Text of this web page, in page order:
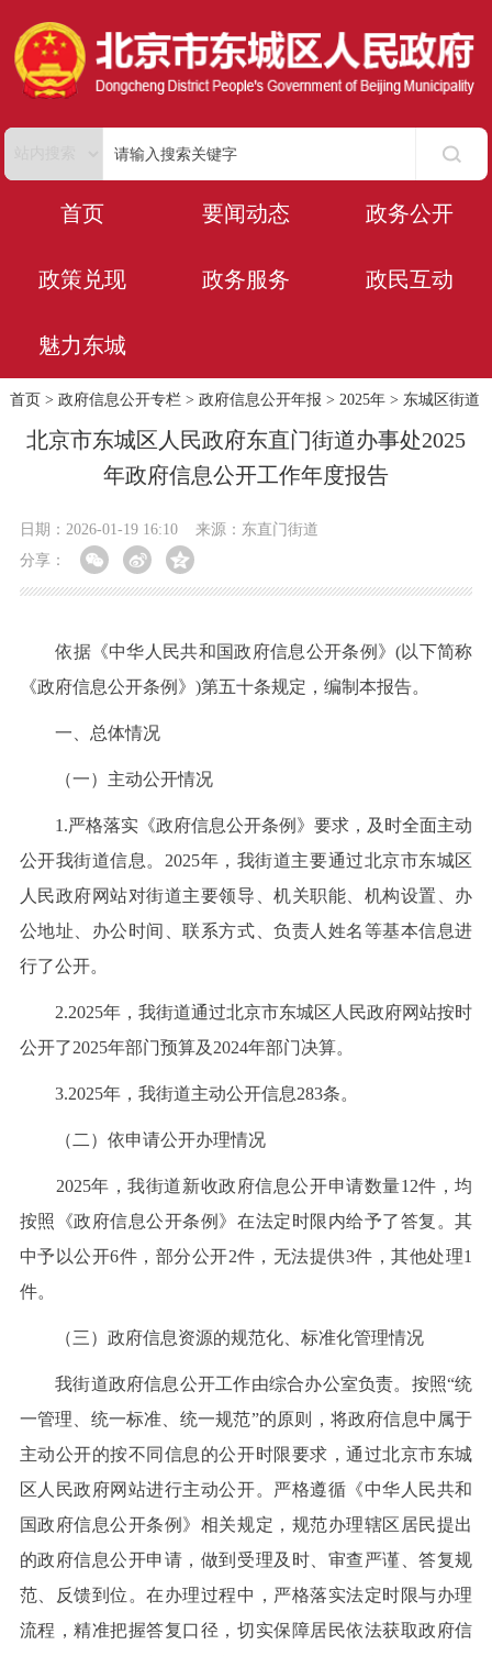
首页 要闻动态 政务公开
政策兑现 政务服务 政民互动
魅力东城
首页 > 政府信息公开专栏> 政府信息公开年报 > 2025年> 东城区街道
北京市东城区人民政府东直门街道办事处2025
年政府信息公开工作年度报告
日期：2026-01-19 16:10
来源：东直门街道
分享：
依据《中华人民共和国政府信息公开条例》(以下简称
《政府信息公开条例》)第五十条规定，编制本报告。
一、总体情况
（一）主动公开情况
1.严格落实《政府信息公开条例》要求，及时全面主动
公开我街道信息。2025年，我街道主要通过北京市东城区
人民政府网站对街道主要领导、机关职能、机构设置、办
公地址、办公时间、联系方式、负责人姓名等基本信息进
行了公开。
2.2025年，我街道通过北京市东城区人民政府网站按时
公开了2025年部门预算及2024年部门决算。
3.2025年，我街道主动公开信息283条。
（二）依申请公开办理情况
2025年，我街道新收政府信息公开申请数量12件，均
按照《政府信息公开条例》在法定时限内给予了答复。其
中予以公开6件，部分公开2件，无法提供3件，其他处理1
件。
（三）政府信息资源的规范化、标准化管理情况
我街道政府信息公开工作由综合办公室负责。按照“统
一管理、统一标准、统一规范”的原则，将政府信息中属于
主动公开的按不同信息的公开时限要求，通过北京市东城
区人民政府网站进行主动公开。严格遵循《中华人民共和
国政府信息公开条例》相关规定，规范办理辖区居民提出
的政府信息公开申请，做到受理及时、审查严谨、答复规
范、反馈到位。在办理过程中，严格落实法定时限与办理
流程，精准把握答复口径，切实保障居民依法获取政府信